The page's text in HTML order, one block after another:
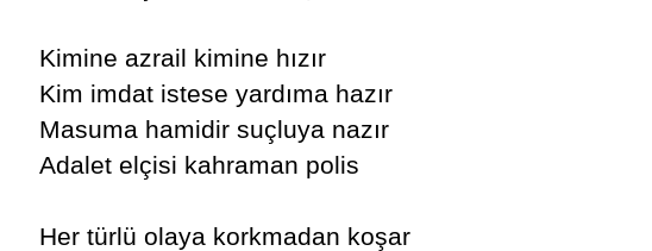
Kimine azrail kimine hızır
Kim imdat istese yardıma hazır
Masuma hamidir suçluya nazır
Adalet elçisi kahraman polis
Her türlü olaya korkmadan koşar